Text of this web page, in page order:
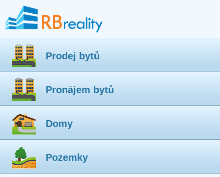
Prodej bytů
Pronájem bytů
Domy
Pozemky